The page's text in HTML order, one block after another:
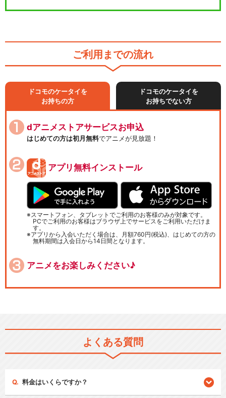
ご利用までの流れ
ドコモのケータイを
お持ちの方
ドコモのケータイを
お持ちでない方
dアニメストアサービスお申込
はじめての方は初月無料でアニメが見放題！
アプリ無料インストール
スマートフォン、タブレットでご利用のお客様のみが対象です。
PCでご利用のお客様はブラウザ上でサービスをご利用いただけま
す。
アプリから入会いただく場合は、月額760円(税込)、はじめての方の
無料期間は入会日から14日間となります。
アニメをお楽しみください♪
よくある質問
料金はいくらですか？